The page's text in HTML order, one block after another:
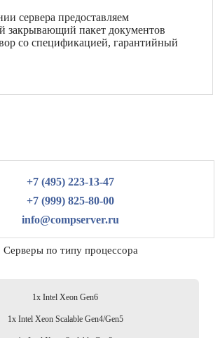
сервера предоставляем
закрывающий пакет документов
со спецификацией, гарантийный
+7 (495) 223-13-47
+7 (999) 825-80-00
info@compserver.ru
Серверы по типу процессора
1x Intel Xeon Gen6
1x Intel Xeon Scalable Gen4/Gen5